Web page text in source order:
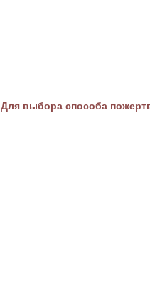
Для выбора способа